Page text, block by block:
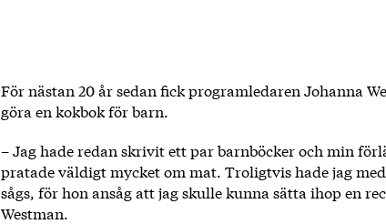
För nästan 20 år sedan fick programledaren Johanna
göra en kokbok för barn.
– Jag hade redan skrivit ett par barnböcker och min
pratade väldigt mycket om mat. Troligtvis hade jag
sågs, för hon ansåg att jag skulle kunna sätta ihop en
Westman.